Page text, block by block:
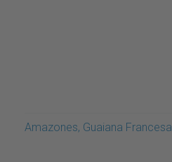
Amazones, Guaiana Francesa